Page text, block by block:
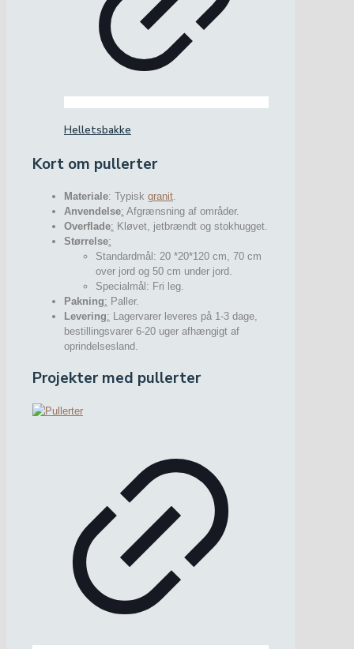
Helletsbakke
Kort om pullerter
Materiale: Typisk granit.
Anvendelse: Afgrænsning af områder.
Overflade: Kløvet, jetbrændt og stokhugget.
Størrelse:
Standardmål: 20 *20*120 cm, 70 cm
over jord og 50 cm under jord.
Specialmål: Fri leg.
Pakning: Paller.
Levering: Lagervarer leveres på 1-3 dage,
bestillingsvarer 6-20 uger afhængigt af
oprindelsesland.
Projekter med pullerter